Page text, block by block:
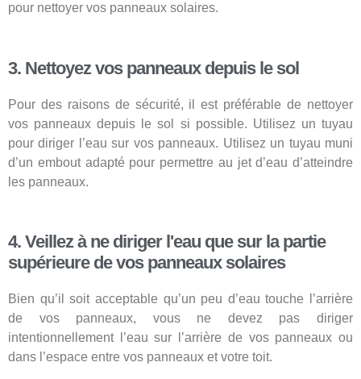
pour nettoyer vos panneaux solaires.
3. Nettoyez vos panneaux depuis le sol
Pour des raisons de sécurité, il est préférable de nettoyer
vos panneaux depuis le sol si possible. Utilisez un tuyau
pour diriger l’eau sur vos panneaux. Utilisez un tuyau muni
d’un embout adapté pour permettre au jet d’eau d’atteindre
les panneaux.
4. Veillez à ne diriger l'eau que sur la partie
supérieure de vos panneaux solaires
Bien qu’il soit acceptable qu’un peu d’eau touche l’arrière
de vos panneaux, vous ne devez pas diriger
intentionnellement l’eau sur l’arrière de vos panneaux ou
dans l’espace entre vos panneaux et votre toit.